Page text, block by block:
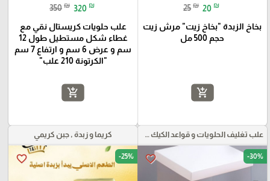
25 ₪ 20 ₪
بخاخ الزبدة "بخاخ زيت" مرش زيت
حجم 500 مل
add_shopping_cart
350 ₪ 320 ₪
علب حلويات كريستال نقي مع
غطاء شكل مستطيل طول 12
سم و عرض 6 سم و ارتفاع 7 سم
"الكرتونة 210 علب"
add_shopping_cart
علب تغليف الحلويات و قواعد الكيك و علب بلاستيكية بأنواعها
favorite_border -30%
كريما و زبدة , جبن كريمي
favorite_border -25%